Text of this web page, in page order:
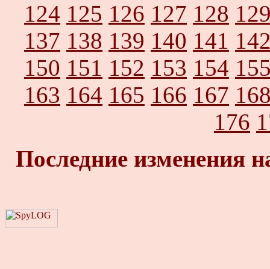
124 125 126 127 128
137 138 139 140 141
150 151 152 153 154
163 164 165 166 167
176
Последние изменения